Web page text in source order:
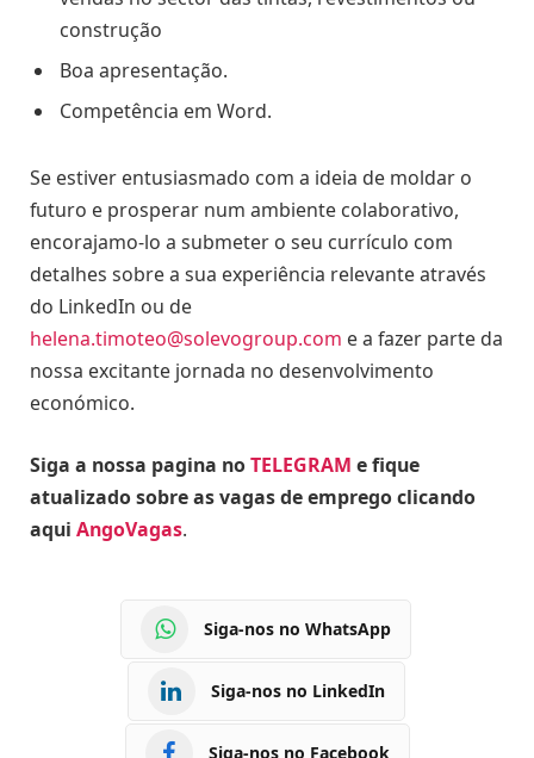
construção
Boa apresentação.
Competência em Word.
Se estiver entusiasmado com a ideia de moldar o
futuro e prosperar num ambiente colaborativo,
encorajamo-lo a submeter o seu currículo com
detalhes sobre a sua experiência relevante através
do LinkedIn ou de
helena.timoteo@solevogroup.com e a fazer parte da
nossa excitante jornada no desenvolvimento
económico.
Siga a nossa pagina noTELEGRAM e fique
atualizado sobre as vagas de emprego clicando
aqui AngoVagas.
Siga-nos no WhatsApp
Siga-nos no LinkedIn
Siga-nos no Facebook